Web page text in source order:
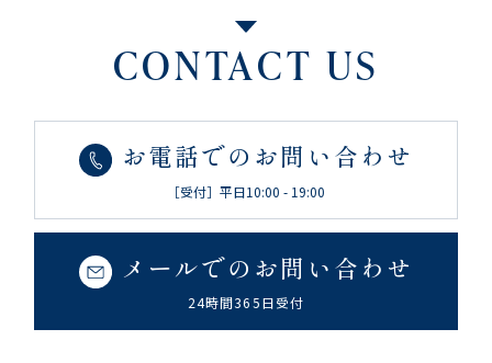
CONTACT US
お電話でのお問い合わせ
［受付］平日10:00 - 19:00
メールでのお問い合わせ
24時間365日受付